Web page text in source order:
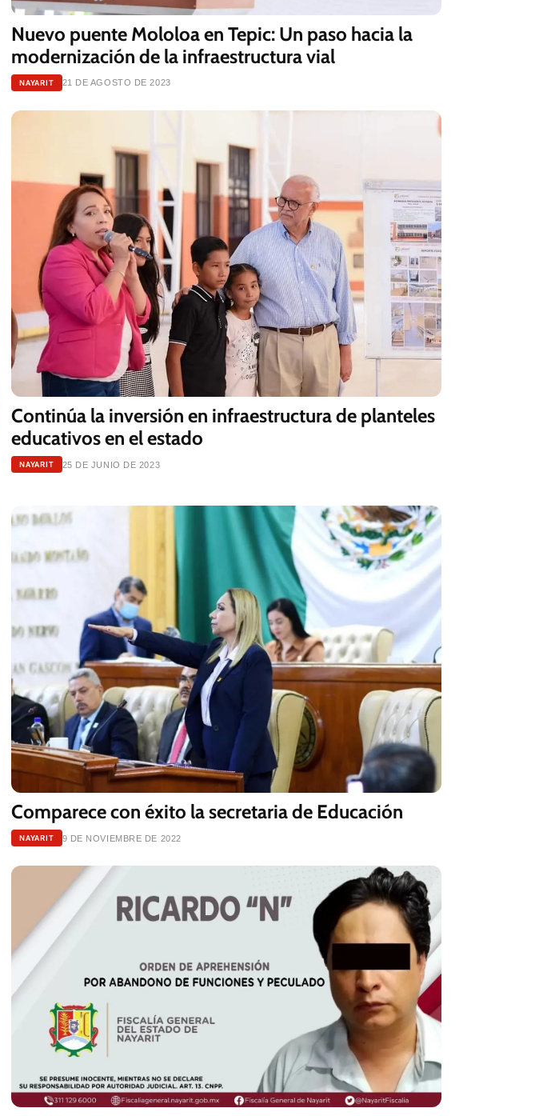
Nuevo puente Mololoa en Tepic: Un paso hacia la
modernización de la infraestructura vial
NAYARIT 21 DE AGOSTO DE 2023
Continúa la inversión en infraestructura de planteles
educativos en el estado
NAYARIT 25 DE JUNIO DE 2023
Comparece con éxito la secretaria de Educación
NAYARIT 9 DE NOVIEMBRE DE 2022